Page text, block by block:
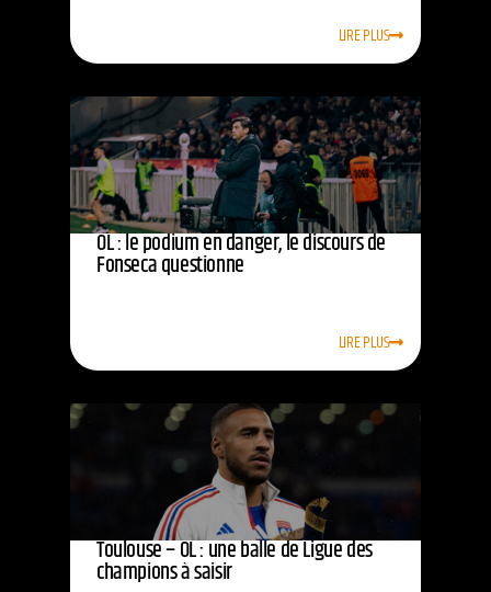
LIRE PLUS
OL : le podium en danger, le discours de
Fonseca questionne
LIRE PLUS
Toulouse – OL : une balle de Ligue des
champions à saisir